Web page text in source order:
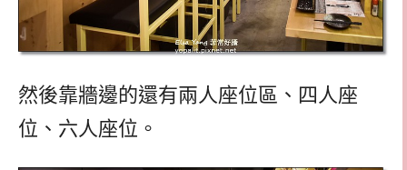
然後靠牆邊的還有兩人座位區、四人座
位、六人座位。